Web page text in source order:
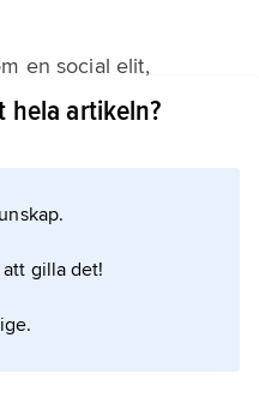
en social elit,
i övrigt.
’börd’. I
hela artikeln?
gilla det!